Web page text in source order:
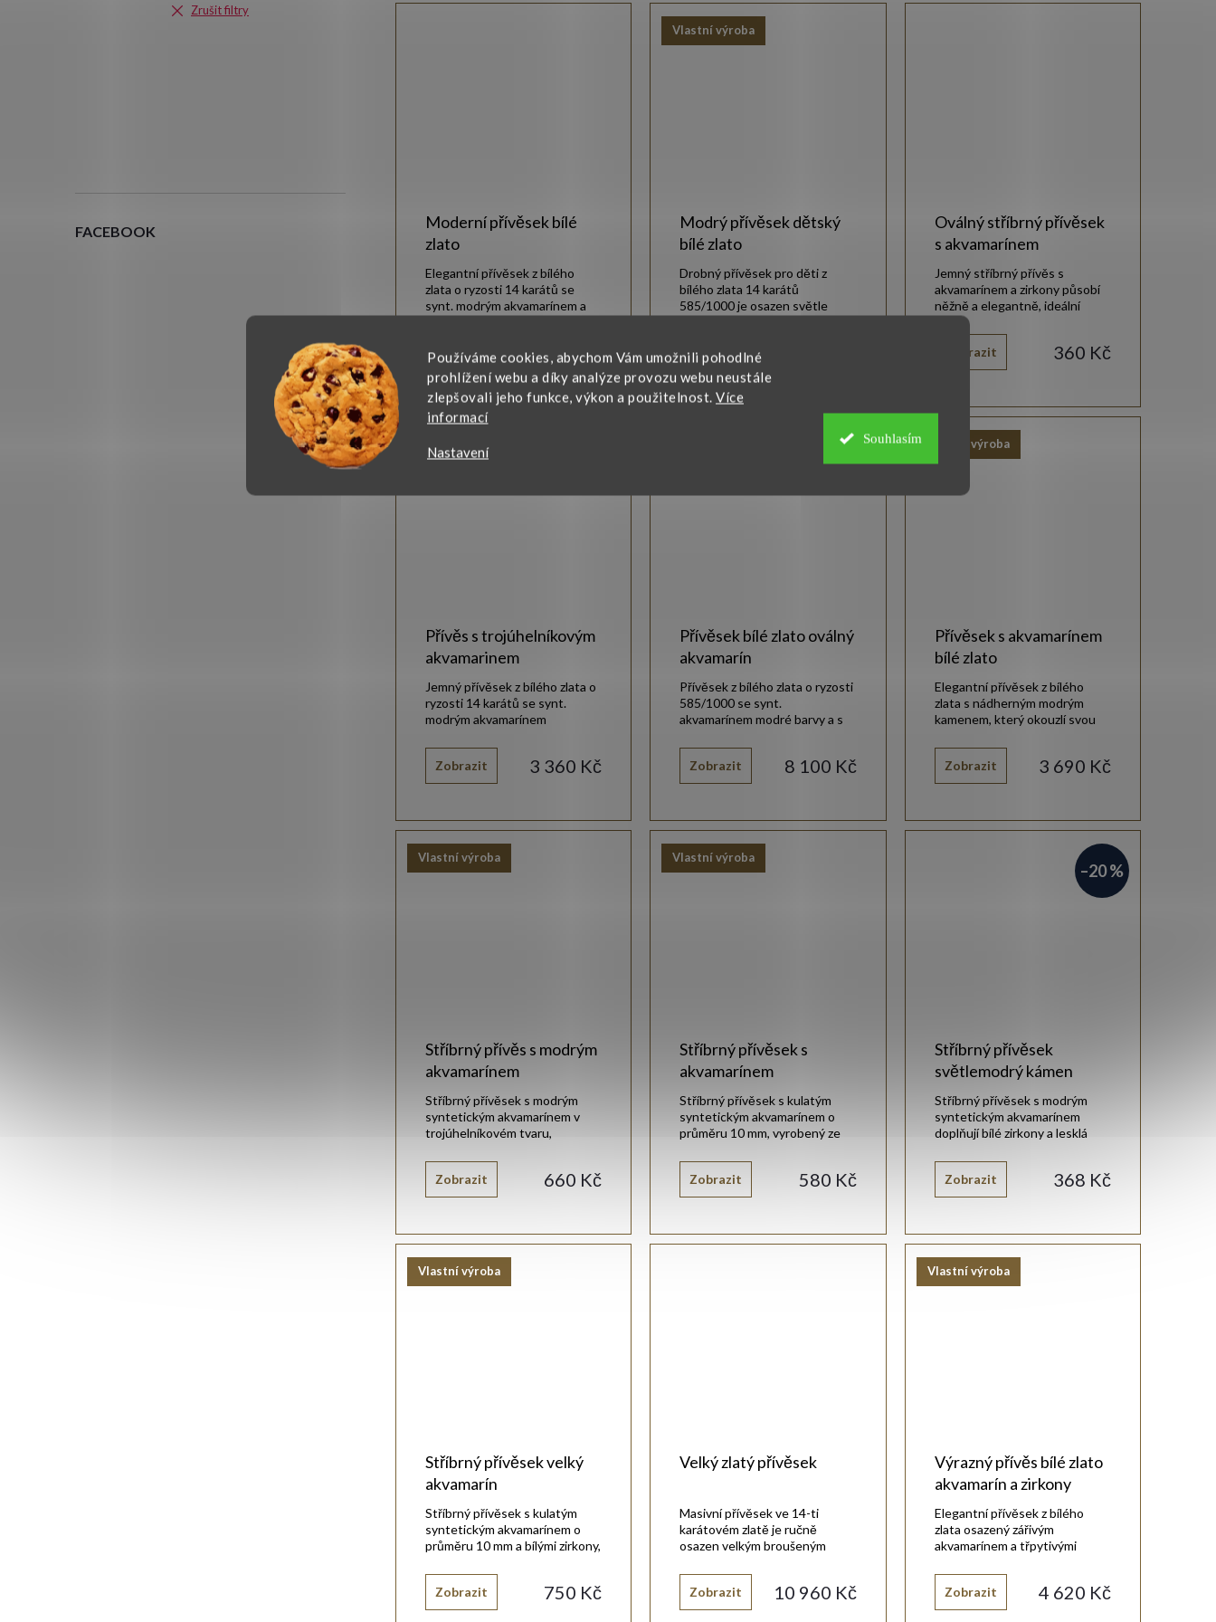
Používáme cookies, abychom Vám umožnili pohodlné
prohlížení webu a díky analýze provozu webu neustále
zlepšovali jeho funkce, výkon a použitelnost. Více
informací
Nastavení
Souhlasím
Zrušit filtry
FACEBOOK
Moderní přívěsek bílé
zlato
10 080 Kč
Zobrazit
Elegantní přívěsek z bílého
zlata o ryzosti 14 karátů se
synt. modrým akvamarínem a
Vlastní výroba
Modrý přívěsek dětský
bílé zlato
Zobrazit
Drobný přívěsek pro děti z
bílého zlata 14 karátů
585/1000 je osazen světle
Oválný stříbrný přívěsek
s akvamarínem
360 Kč
Zobrazit
Jemný stříbrný přívěs s
akvamarínem a zirkony působí
něžně a elegantně, ideální
doplněk.
Vlastní výroba
Přívěs s trojúhelníkovým
akvamarinem
3 360 Kč
Zobrazit
Jemný přívěsek z bílého zlata o
ryzosti 14 karátů se synt.
modrým akvamarínem
Přívěsek bílé zlato oválný
akvamarín
8 100 Kč
Zobrazit
Přívěsek z bílého zlata o ryzosti
585/1000 se synt.
akvamarínem modré barvy a s
Vlastní výroba
Přívěsek s akvamarínem
bílé zlato
3 690 Kč
Zobrazit
Elegantní přívěsek z bílého
zlata s nádherným modrým
kamenem, který okouzlí svou
Vlastní výroba
Stříbrný přívěs s modrým
akvamarínem
660 Kč
Zobrazit
Stříbrný přívěsek s modrým
syntetickým akvamarínem v
trojúhelníkovém tvaru,
ze stříbra 925/1000.
Vlastní výroba
Stříbrný přívěsek s
akvamarínem
580 Kč
Zobrazit
Stříbrný přívěsek s kulatým
syntetickým akvamarínem o
průměru 10 mm, vyrobený ze
rhodiovanou úpravou.
–20 %
Stříbrný přívěsek
světlemodrý kámen
368 Kč
Zobrazit
Stříbrný přívěsek s modrým
syntetickým akvamarínem
doplňují bílé zirkony a lesklá
Vlastní výroba
Stříbrný přívěsek velký
akvamarín
750 Kč
Zobrazit
Stříbrný přívěsek s kulatým
syntetickým akvamarínem o
průměru 10 mm a bílými zirkony,
rhodiovanou úpravou.
Velký zlatý přívěsek
10 960 Kč
Zobrazit
Masivní přívěsek ve 14-ti
karátovém zlatě je ručně
osazen velkým broušeným
Vlastní výroba
Výrazný přívěs bílé zlato
akvamarín a zirkony
4 620 Kč
Zobrazit
Elegantní přívěsek z bílého
zlata osazený zářivým
akvamarínem a třpytivými